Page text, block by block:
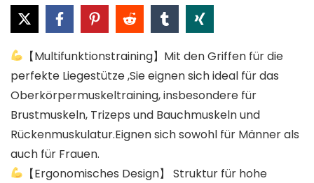
【Multifunktionstraining】Mit den Griffen für die
perfekte Liegestütze ,Sie eignen sich ideal für das
Oberkörpermuskeltraining, insbesondere für
Brustmuskeln, Trizeps und Bauchmuskeln und
Rückenmuskulatur.Eignen sich sowohl für Männer als
auch für Frauen.
【Ergonomisches Design】 Struktur für hohe